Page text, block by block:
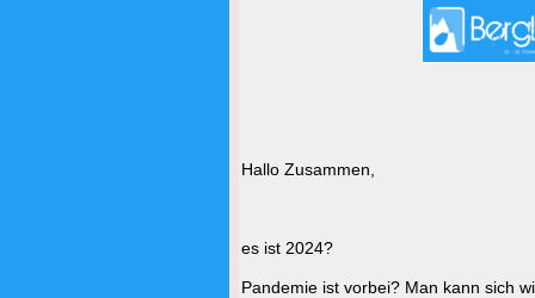
Hallo Zusammen,
es ist 2024?
Pandemie ist vorbei? Man kann sich